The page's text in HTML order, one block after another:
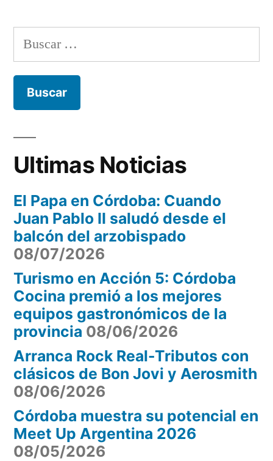
música
la
Explanada
del
Ferrocarril”
María
el
Buscar:
Ultimas Noticias
El Papa en Córdoba: Cuando
Juan Pablo II saludó desde el
balcón del arzobispado
08/07/2026
Turismo en Acción 5: Córdoba
Cocina premió a los mejores
equipos gastronómicos de la
provincia 08/06/2026
Arranca Rock Real-Tributos con
clásicos de Bon Jovi y Aerosmith
08/06/2026
Córdoba muestra su potencial en
Meet Up Argentina 2026
08/05/2026